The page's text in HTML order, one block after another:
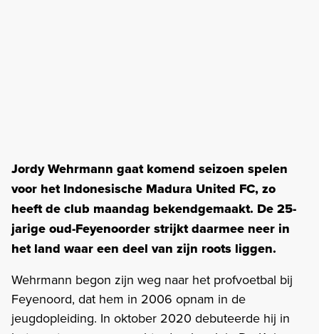
Jordy Wehrmann gaat komend seizoen spelen
voor het Indonesische Madura United FC, zo
heeft de club maandag bekendgemaakt. De 25-
jarige oud-Feyenoorder strijkt daarmee neer in
het land waar een deel van zijn roots liggen.
Wehrmann begon zijn weg naar het profvoetbal bij
Feyenoord, dat hem in 2006 opnam in de
jeugdopleiding. In oktober 2020 debuteerde hij in